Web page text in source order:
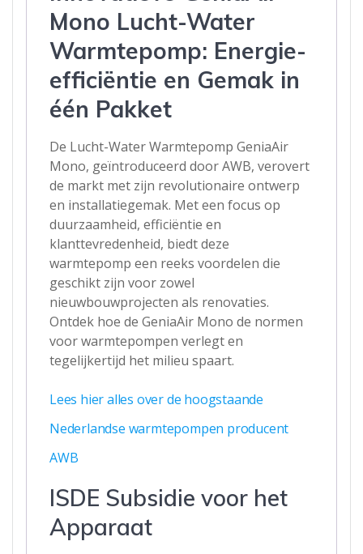
Mono Lucht-Water
Warmtepomp: Energie-
efficiëntie en Gemak in
één Pakket
De Lucht-Water Warmtepomp GeniaAir
Mono, geïntroduceerd door AWB, verovert
de markt met zijn revolutionaire ontwerp
en installatiegemak. Met een focus op
duurzaamheid, efficiëntie en
klanttevredenheid, biedt deze
warmtepomp een reeks voordelen die
geschikt zijn voor zowel
nieuwbouwprojecten als renovaties.
Ontdek hoe de GeniaAir Mono de normen
voor warmtepompen verlegt en
tegelijkertijd het milieu spaart.
Lees hier alles over de hoogstaande
Nederlandse warmtepompen producent
AWB
ISDE Subsidie voor het
Apparaat